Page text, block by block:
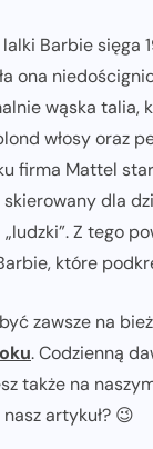
Barbie sięga
ona
wąska talia,
włosy oraz
firma Mattel
dla
Z tego
które
zawsze na
. Codzienną
także na
artykuł? 😉